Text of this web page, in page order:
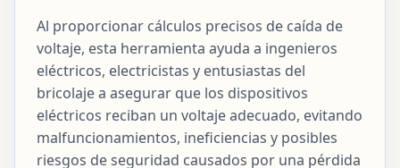
Al proporcionar cálculos precisos de caída de
voltaje, esta herramienta ayuda a ingenieros
eléctricos, electricistas y entusiastas del
bricolaje a asegurar que los dispositivos
eléctricos reciban un voltaje adecuado, evitando
malfuncionamientos, ineficiencias y posibles
riesgos de seguridad causados por una pérdida